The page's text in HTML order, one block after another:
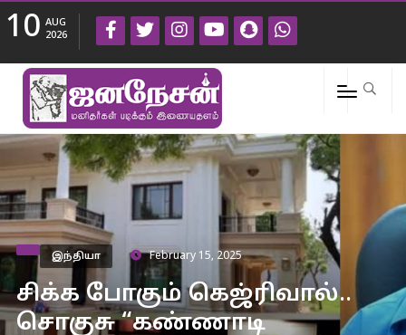
10 AUG
2026
இந்தியா February 15, 2025
சிக்க போகும் கெஜ்ரிவால்..
சொகுசு “கண்ணாடி